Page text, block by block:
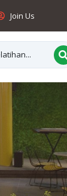
Join Us